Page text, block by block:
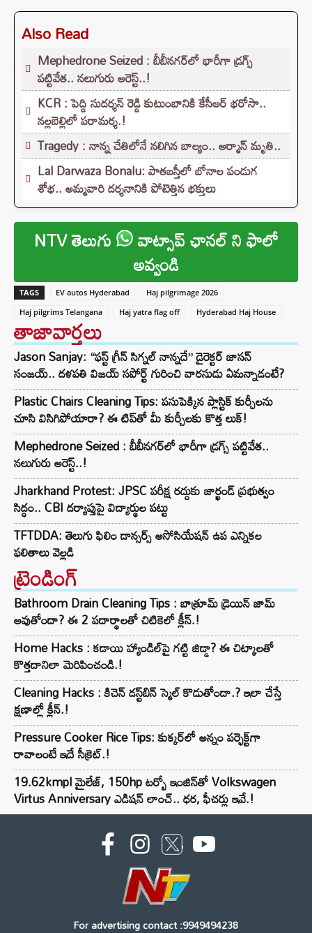
Also Read
Mephedrone Seized : బీబీనగర్‌లో భారీగా డ్రగ్స్
పట్టివేత.. నలుగురు అరెస్ట్..!
KCR : పెద్ది సుదర్శన్ రెడ్డి కుటుంబానికి కేసీఆర్ భరోసా..
నల్లబెల్లిలో పరామర్శ.!
Tragedy : నాన్న చేతిలోనే నలిగిన బాల్యం.. అర్మాన్ మృతి..
Lal Darwaza Bonalu: పాతబస్తీలో బోనాల పండుగ
శోభ.. అమ్మవారి దర్శనానికి పోటెత్తిన భక్తులు
NTV తెలుగు వాట్సాప్ ఛానల్ ని ఫాలో
అవ్వండి
TAGS EV autos Hyderabad
Haj pilgrimage 2026
Haj pilgrims Telangana
Haj yatra flag off Hyderabad Haj House
తాజావార్తలు
Jason Sanjay: “ఫస్ట్ గ్రీన్ సిగ్నల్ నాన్నదే” డైరెక్టర్‌ జాసన్
సంజయ్.. దళపతి విజయ్ సపోర్ట్ గురించి వారసుడు ఏమన్నాడంటే?
Plastic Chairs Cleaning Tips: పసుపెక్కిన ప్లాస్టిక్ కుర్చీలను
చూసి విసిగిపోయారా? ఈ టిప్‌తో మీ కుర్చీలకు కొత్త లుక్!
Mephedrone Seized : బీబీనగర్‌లో భారీగా డ్రగ్స్ పట్టివేత..
నలుగురు అరెస్ట్..!
Jharkhand Protest: JPSC పరీక్ష రద్దుకు జార్ఖండ్ ప్రభుత్వం
సిద్ధం.. CBI దర్యాప్తుపై విద్యార్థుల పట్టు
TFTDDA: తెలుగు ఫిలిం డాన్సర్స్ అసోసియేషన్ ఉప ఎన్నికల
ఫలితాలు వెల్లడి
ట్రెండింగ్‌
Bathroom Drain Cleaning Tips : బాత్రూమ్ డ్రెయిన్ జామ్
అవుతోందా? ఈ 2 పదార్థాలతో చిటికెలో క్లీన్.!
Home Hacks : కడాయి హ్యాండిల్‌పై గట్టి జిడ్డా? ఈ చిట్కాలతో
కొత్తదానిలా మెరిపించండి.!
Cleaning Hacks : కిచెన్ డస్ట్‌బిన్ స్మెల్ కొడుతోందా.? ఇలా చేస్తే
క్షణాల్లో క్లీన్.!
Pressure Cooker Rice Tips: కుక్కర్‌లో అన్నం పర్ఫెక్ట్‌గా
రావాలంటే ఇదే సీక్రెట్.!
19.62kmpl మైలేజ్, 150hp టర్బో ఇంజిన్‌తో Volkswagen
Virtus Anniversary ఎడిషన్ లాంచ్.. ధర, ఫీచర్లు ఇవే.!
For advertising contact :9949494238